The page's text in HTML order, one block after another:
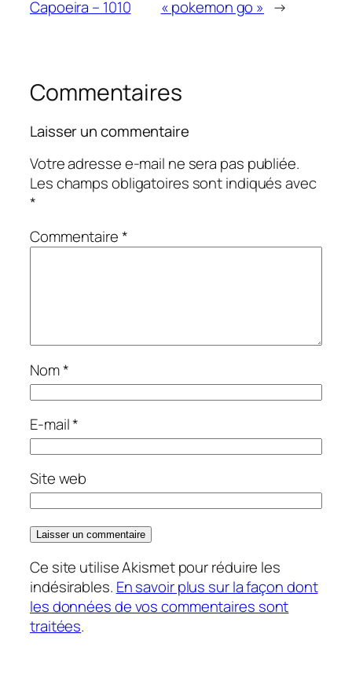
Capoeira – 1010
« pokemon go » →
Commentaires
Laisser un commentaire
Votre adresse e-mail ne sera pas publiée.
Les champs obligatoires sont indiqués avec
*
Commentaire*
Nom*
E-mail*
Site web
Ce site utilise Akismet pour réduire les
indésirables. En savoir plus sur la façon dont
les données de vos commentaires sont
traitées.